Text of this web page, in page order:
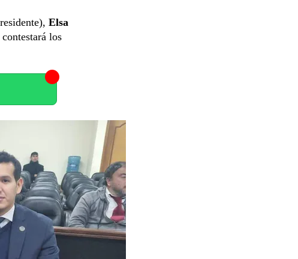
Elsa
los